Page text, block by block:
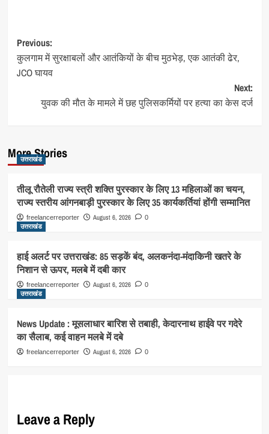
Post
navigation
Previous:
कुलगाम में सुरक्षाबलों और आतंकियों के बीच मुठभेड़, एक आतंकी ढेर,
JCO घायव
Next:
युवक की मौत के मामले में छह पुलिसकर्मियों पर हत्या का केस दर्ज
More Stories
उत्तराखंड
तीलू रौतेली राज्य स्त्री शक्ति पुरस्कार के लिए 13 महिलाओं का चयन,
राज्य स्तरीय आंगनबाड़ी पुरस्कार के लिए 35 कार्यकर्तियां होंगी सम्मानित
freelancerreporter August 6, 2026 0
उत्तराखंड
हाई अलर्ट पर उत्तराखंड: 85 सड़कें बंद, अलकनंदा-मंदाकिनी खतरे के
निशान से ऊपर, मलबे में दबी कार
freelancerreporter August 6, 2026 0
उत्तराखंड
News Update : मूसलाधार बारिश से तबाही, केदारनाथ हाईवे पर गदेरे
का सैलाब, कई वाहन मलबे में दबे
freelancerreporter August 6, 2026 0
Leave a Reply